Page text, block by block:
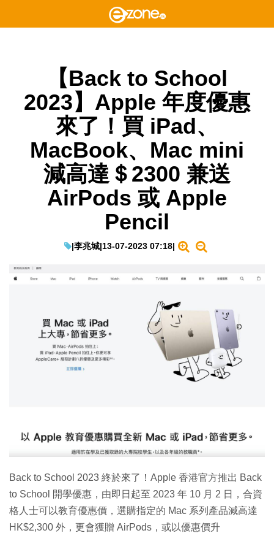
【Back to School
2023】Apple 年度優惠
來了！買 iPad、
MacBook、Mac mini
減高達＄2300 兼送
AirPods 或 Apple
Pencil
|李兆城|13-07-2023 07:18|
Back to School 2023 終於來了！Apple 香港官方推出 Back
to School 開學優惠，由即日起至 2023 年 10 月 2 日，合資
格人士可以教育優惠價，選購指定的 Mac 系列產品減高達
HK$2,300 外，更會獲贈 AirPods，或以優惠價升